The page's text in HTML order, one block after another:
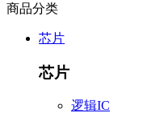
商品分类
芯片
芯片
逻辑IC